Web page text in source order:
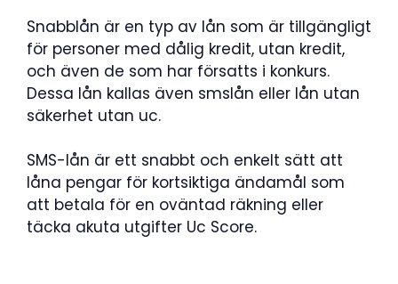
Snabblån är en typ av lån som är tillgängligt
för personer med dålig kredit, utan kredit,
och även de som har försatts i konkurs.
Dessa lån kallas även smslån eller lån utan
säkerhet utan uc.
SMS-lån är ett snabbt och enkelt sätt att
låna pengar för kortsiktiga ändamål som
att betala för en oväntad räkning eller
täcka akuta utgifter Uc Score.